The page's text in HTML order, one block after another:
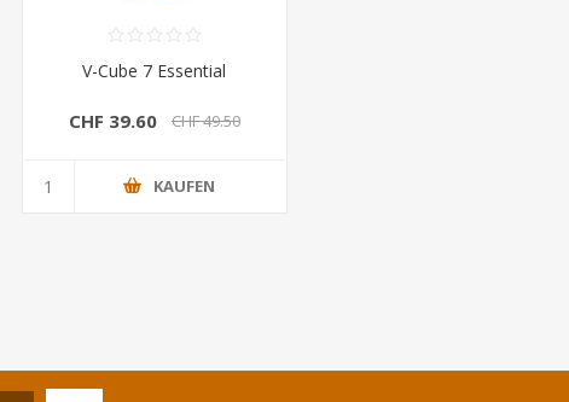
V-Cube 7 Essential
CHF 39.60 CHF 49.50
KAUFEN